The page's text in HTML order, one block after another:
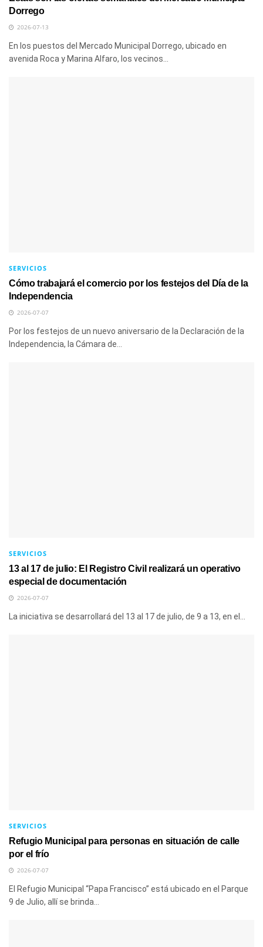
Dorrego
2026-07-13
En los puestos del Mercado Municipal Dorrego, ubicado en
avenida Roca y Marina Alfaro, los vecinos...
SERVICIOS
Cómo trabajará el comercio por los festejos del Día de la
Independencia
2026-07-07
Por los festejos de un nuevo aniversario de la Declaración de la
Independencia, la Cámara de...
SERVICIOS
13 al 17 de julio: El Registro Civil realizará un operativo
especial de documentación
2026-07-07
La iniciativa se desarrollará del 13 al 17 de julio, de 9 a 13, en el...
SERVICIOS
Refugio Municipal para personas en situación de calle
por el frío
2026-07-07
El Refugio Municipal “Papa Francisco” está ubicado en el Parque
9 de Julio, allí se brinda...